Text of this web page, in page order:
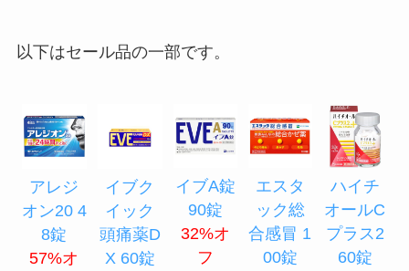
以下はセール品の一部です。
アレジ
オン20 4
8錠
57%オ
イブク
イック
頭痛薬D
X 60錠
イブA錠
90錠
32%オ
フ
エスタ
ック総
合感冒 1
00錠
ハイチ
オールC
プラス2
60錠